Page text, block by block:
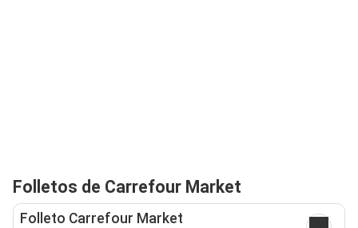
Folletos de Carrefour Market
Folleto Carrefour Market